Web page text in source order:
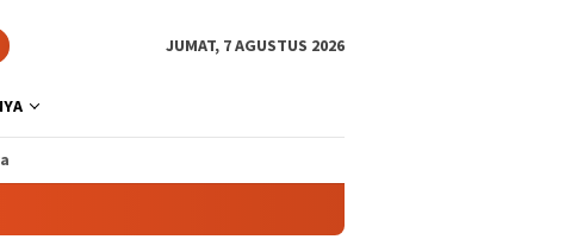
JUMAT, 7 AGUSTUS 2026